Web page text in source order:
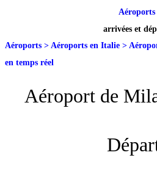
Aéroports
arrivées et
Aéroports > Aéroports en Italie >
en temps réel
Aéroport de